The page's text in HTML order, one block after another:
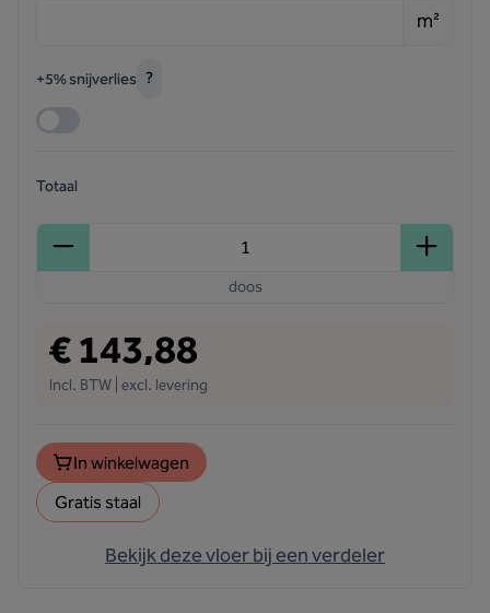
m²
+5% snijverlies ?
Totaal
doos
€ 143,88
Incl. BTW | excl. levering
In winkelwagen
Gratis staal
Bekijk deze vloer bij een verdeler